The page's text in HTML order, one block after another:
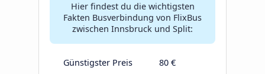
Hier findest du die wichtigsten
Fakten Busverbindung von FlixBus
zwischen Innsbruck und Split:
Günstigster Preis
80 €